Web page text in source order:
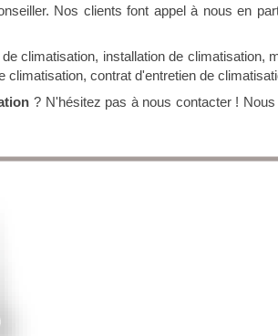
Nos clients font appel à nous en
climatisation, installation de climatisation,
climatisation, contrat d'entretien de
? N'hésitez pas à nous contacter !